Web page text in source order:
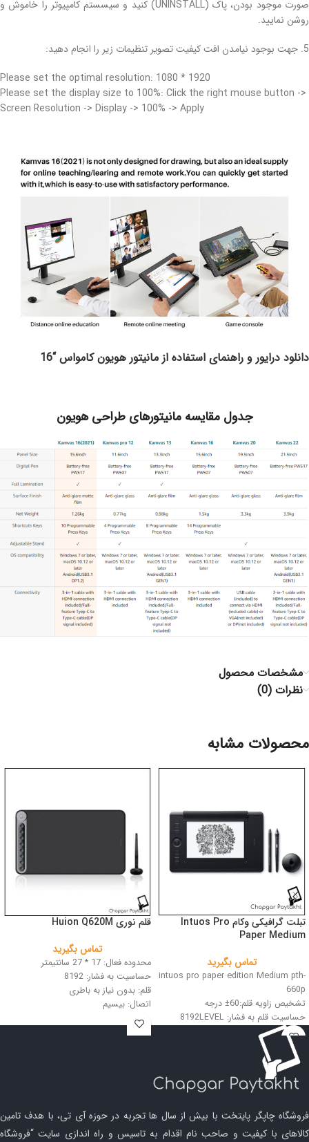
صورت موجود بودن، پاک (UNINSTALL) کنید و سیسستم کامپیوتر را خاموش و
روشن نمایید.
5. جهت بوجود نیامدن افت کیفیت تصویر تنظیمات زیر را انجام دهید:
Please set the optimal resolution: 1080 * 1920
Please set the display size to 100%: Click the right mouse button ->
Screen Resolution -> Display -> 100% -> Apply
دانلود درایور و راهنمای استفاده از مانیتور هویون کامواس “16
جدول مقایسه مانیتورهای طراحی هویون
مشخصات محصول
نظرات (0)
محصولات مشابه
تبلت گرافیکی وکام Intuos Pro
Paper Medium
تماس بگیرید
intuos pro paper edition Medium pth-
660p
تشخیص زاویه قلم:60± درجه
حساسیت قلم به فشار: 8192LEVEL
رزولوشن: 5080LPI
اندازه کاغذ A5
قلم نوری Huion Q620M
تماس بگیرید
محدوده فعال: 17 * 27 سانتیمتر
حساسیت به فشار: 8192
قلم: بدون نیاز به باطری
اتصال: بیسیم
رنگ: مشکی
فروشگاه چاپگر پایتخت با بیش از سال ها تجربه در حوزه آی تی، با هدف تامین
کالاهای با کیفیت و صاحب نام اقدام به تاسیس و راه اندازی سایت “فروشگاه